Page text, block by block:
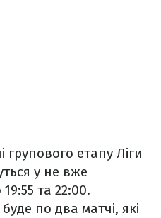
етапу Ліги
у не вже
та 22:00.
по два матчі, які